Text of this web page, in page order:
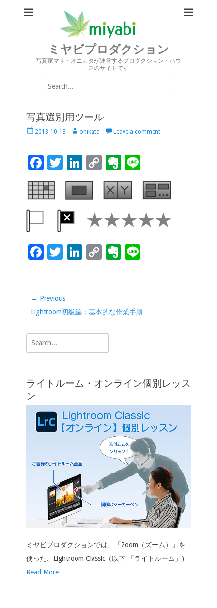
ミヤビプロダクション
写真家マサ・オニカタが運営するプロダクション・ハウ
スのサイトです
Search
for:
写真選別用ツール
Posted2018-10-13 Authoronikata Leave a comment
F
ac
e
o
k
T
wi
tt
er
Li
n
k
dI
n
C
o
p
Li
n
k
Ev
er
n
ot
e
n
e
F
b
o
o
k
T
er
Li
dI
n
C
Li
n
Ev
e
投
稿
ビ
ゲ
ョ
ン
← Previous
Previous
Lightroom初級編：基本的な作業手順
Search
for:
ライトルーム・オンライン個別レッス
ン
ミヤビプロダクションでは、「Zoom（ズーム）」を
使った、Lightroom Classic（以下 「ライトルーム」)
Read More ...